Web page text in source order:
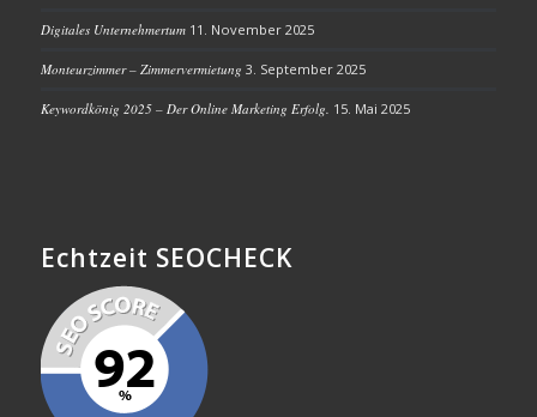
Digitales Unternehmertum 11. November 2025
Monteurzimmer – Zimmervermietung 3. September 2025
Keywordkönig 2025 – Der Online Marketing Erfolg. 15. Mai 2025
Echtzeit SEOCHECK